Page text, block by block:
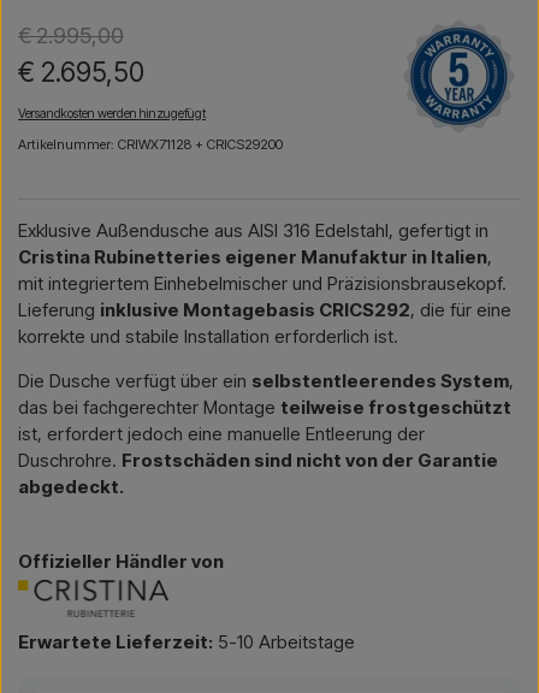
€ 2.995,00
€ 2.695,50
Versandkosten werden hinzugefügt
Artikelnummer: CRIWX71128 + CRICS29200
Exklusive Außendusche aus AISI 316 Edelstahl, gefertigt in
Cristina Rubinetteries eigener Manufaktur in Italien,
mit integriertem Einhebelmischer und Präzisionsbrausekopf.
Lieferung inklusive Montagebasis CRICS292, die für eine
korrekte und stabile Installation erforderlich ist.
Die Dusche verfügt über ein selbstentleerendes System,
das bei fachgerechter Montage teilweise frostgeschützt
ist, erfordert jedoch eine manuelle Entleerung der
Duschrohre. Frostschäden sind nicht von der Garantie
abgedeckt.
Offizieller Händler von
Erwartete Lieferzeit: 5-10 Arbeitstage